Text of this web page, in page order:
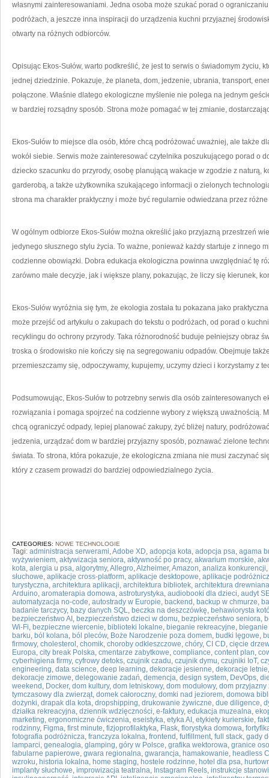
własnymi zainteresowaniami. Jedna osoba może szukać porad o
podróżach, a jeszcze inna inspiracji do urządzenia kuchni przyjaznej
otwarty na różnych odbiorców.
Opisując Ekos-Sułów, warto podkreślić, że jest to serwis o świadomym życiu,
jednej dziedzinie. Pokazuje, że planeta, dom, jedzenie, ubrania, transport,
połączone. Właśnie dlatego ekologiczne myślenie nie polega na jednym
w bardziej rozsądny sposób. Strona może pomagać w tej zmianie,
Ekos-Sułów to miejsce dla osób, które chcą podróżować uważniej, ale także
wokół siebie. Serwis może zainteresować czytelnika poszukującego porad o
dziecko szacunku do przyrody, osobę planującą wakacje w zgodzie z naturą,
garderobą, a także użytkownika szukającego informacji o zielonych
strona ma charakter praktyczny i może być regularnie odwiedzana przez
W ogólnym odbiorze Ekos-Sułów można określić jako przyjazną przestrzeń
jedynego słusznego stylu życia. To ważne, ponieważ każdy startuje z innego
codzienne obowiązki. Dobra edukacja ekologiczna powinna uwzględniać tę
zarówno małe decyzje, jak i większe plany, pokazując, że liczy się kierunek,
Ekos-Sułów wyróżnia się tym, że ekologia została tu pokazana jako
może przejść od artykułu o zakupach do tekstu o podróżach, od porad o
recyklingu do ochrony przyrody. Taka różnorodność buduje pełniejszy obraz
troska o środowisko nie kończy się na segregowaniu odpadów. Obejmuje
przemieszczamy się, odpoczywamy, kupujemy, uczymy dzieci i korzystamy z
Podsumowując, Ekos-Sułów to potrzebny serwis dla osób zainteresowanych
rozwiązania i pomaga spojrzeć na codzienne wybory z większą uważnością.
chcą ograniczyć odpady, lepiej planować zakupy, żyć bliżej natury,
jedzenia, urządzać dom w bardziej przyjazny sposób, poznawać zielone
świata. To strona, która pokazuje, że ekologiczna zmiana nie musi zaczynać
który z czasem prowadzi do bardziej odpowiedzialnego życia.
CATEGORIES: NOWE TECHNOLOGIE
Tagi: administracja serwerami,Adobe XD, adopcja kota, adopcja psa, agama
wyżywieniem, aktywizacja seniora, aktywność po pracy, akwarium morskie,
kota, alergia u psa, algorytmy,Allegro,Alzheimer,Amazon, analiza konkurencji,
słuchowe, aplikacje cross-platform, aplikacje desktopowe, aplikacje
turystyczna, architektura aplikacji, architektura bibliotek, architektura drewniana
Arduino, aromaterapia domowa, astroturystyka, audiobooki dla dzieci, audyt
automatyzacja no-code, autostrady w Europie, backend , backup w chmurze,
badanie tarczycy, bazy danych SQL, beczka na deszczówkę, behawiorysta
bezpieczeństwo AI , bezpieczeństwo dzieci w domu, bezpieczeństwo seniora,
Wi-Fi, bezpieczne wiercenie, biblioteki lokalne, bieganie rekreacyjne,
barku, ból kolana, ból pleców, Boże Narodzenie poza domem, budki lęgowe,
firmowy, cholesterol , chomik, choroby odkleszczowe, chóry, CI CD, cięcie drzew
Europa, city break Polska, cmentarze zabytkowe, compliance, content plan,
cyberhigiena firmy, cyfrowy detoks, czujnik czadu, czujnik dymu, czujniki IoT,
engineering, data science, deep learning, dekoracje jesienne, dekoracje letnie
dekoracje zimowe, delegowanie zadań, demencja, design system, DevOps,
weekend , Docker, dom kultury, dom letniskowy, dom modułowy, dom przyjazny
tymczasowy dla zwierząt, domek całoroczny, domki nad jeziorem, domowa
dożynki, drapak dla kota, dropshipping, drukowanie żywiczne, due diligence,
działka rekreacyjna, dziennik wdzięczności, e-faktury, edukacja muzealna,
marketing, ergonomiczne ćwiczenia, eseistyka, etyka AI , etykiety kurierskie,
rodzinny, Figma, first minute, fizjoprofilaktyka, Flask, florystyka domowa,
fotografia podróżnicza, franczyza lokalna, frontend , fulfillment, full stack, gady
lamparci, genealogia, glamping, góry w Polsce, grafika wektorowa, granice
fabularne papierowe, gwara regionalna, gwarancja, hamakowanie, headless
wzroku, historia lokalna, home staging, hostele rodzinne, hotel dla psa,
implanty słuchowe, improwizacja teatralna, Instagram Reels, instrukcje